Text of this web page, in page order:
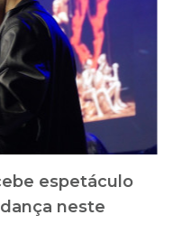
espetáculo
neste